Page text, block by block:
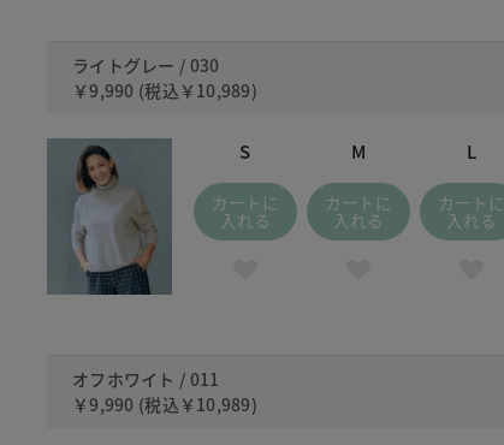
ライトグレー / 030
￥9,990 (税込 ￥10,989)
S
カートに
入れる
M
カートに
入れる
L
カートに
入れる
オフホワイト / 011
￥9,990 (税込 ￥10,989)